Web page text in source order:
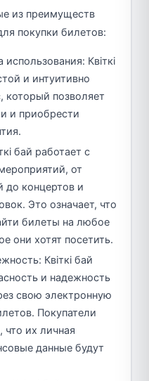
из преимуществ
покупки билетов:
Квіткі
и интуитивно
который позволяет
и приобрести
бай работает с
от
до концертов и
Это означает, что
билеты на любое
они хотят посетить.
Квіткі бай
и надежность
свою электронную
Покупатели
что их личная
данные будут